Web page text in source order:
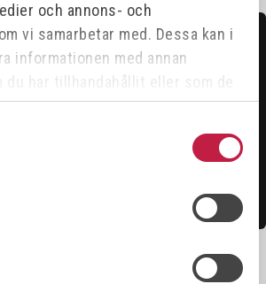
och annons- och
vi samarbetar med. Dessa kan i
informationen med annan
du har tillhandahållit eller som de
du har använt deras tjänster.
du söker?
bästa ur vårt sortiment.